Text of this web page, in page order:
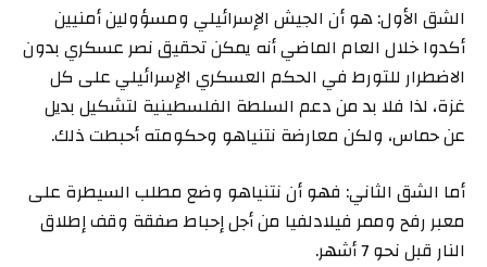
الشق الأول: هو أن الجيش الإسرائيلي ومسؤولين أمنيين
أكدوا خلال العام الماضي أنه يمكن تحقيق نصر عسكري بدون
الاضطرار للتورط في الحكم العسكري الإسرائيلي على كل
غزة، لذا فلا بد من دعم السلطة الفلسطينية لتشكيل بديل
عن حماس، ولكن معارضة نتنياهو وحكومته أحبطت ذلك.
أما الشق الثاني: فهو أن نتنياهو وضع مطلب السيطرة على
معبر رفح وممر فيلادلفيا من أجل إحباط صفقة وقف إطلاق
النار قبل نحو 7 أشهر.